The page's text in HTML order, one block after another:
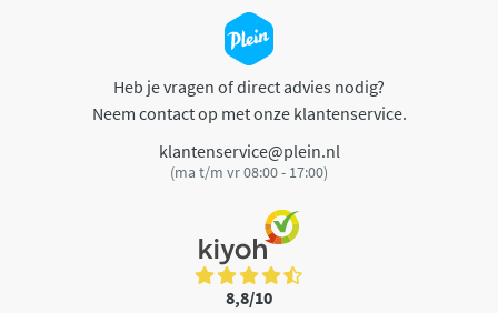
Heb je vragen of direct advies nodig?
Neem contact op met onze klantenservice.
klantenservice@plein.nl
(ma t/m vr 08:00 - 17:00)
8,8/10